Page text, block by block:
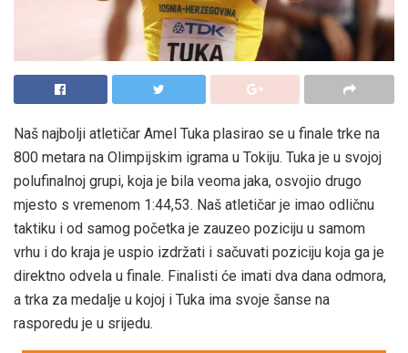
Naš najbolji atletičar Amel Tuka plasirao se u finale trke na
800 metara na Olimpijskim igrama u Tokiju. Tuka je u svojoj
polufinalnoj grupi, koja je bila veoma jaka, osvojio drugo
mjesto s vremenom 1:44,53. Naš atletičar je imao odličnu
taktiku i od samog početka je zauzeo poziciju u samom
vrhu i do kraja je uspio izdržati i sačuvati poziciju koja ga je
direktno odvela u finale. Finalisti će imati dva dana odmora,
a trka za medalje u kojoj i Tuka ima svoje šanse na
rasporedu je u srijedu.